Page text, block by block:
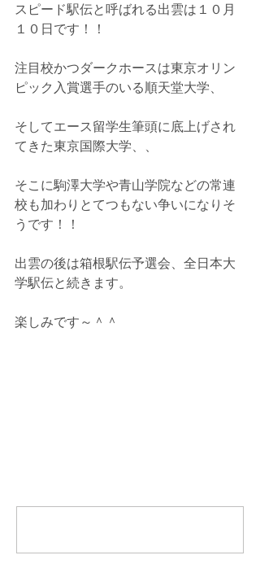
スピード駅伝と呼ばれる出雲は１０月
１０日です！！
注目校かつダークホースは東京オリン
ピック入賞選手のいる順天堂大学、
そしてエース留学生筆頭に底上げされ
てきた東京国際大学、、
そこに駒澤大学や青山学院などの常連
校も加わりとてつもない争いになりそ
うです！！
出雲の後は箱根駅伝予選会、全日本大
学駅伝と続きます。
楽しみです～＾＾